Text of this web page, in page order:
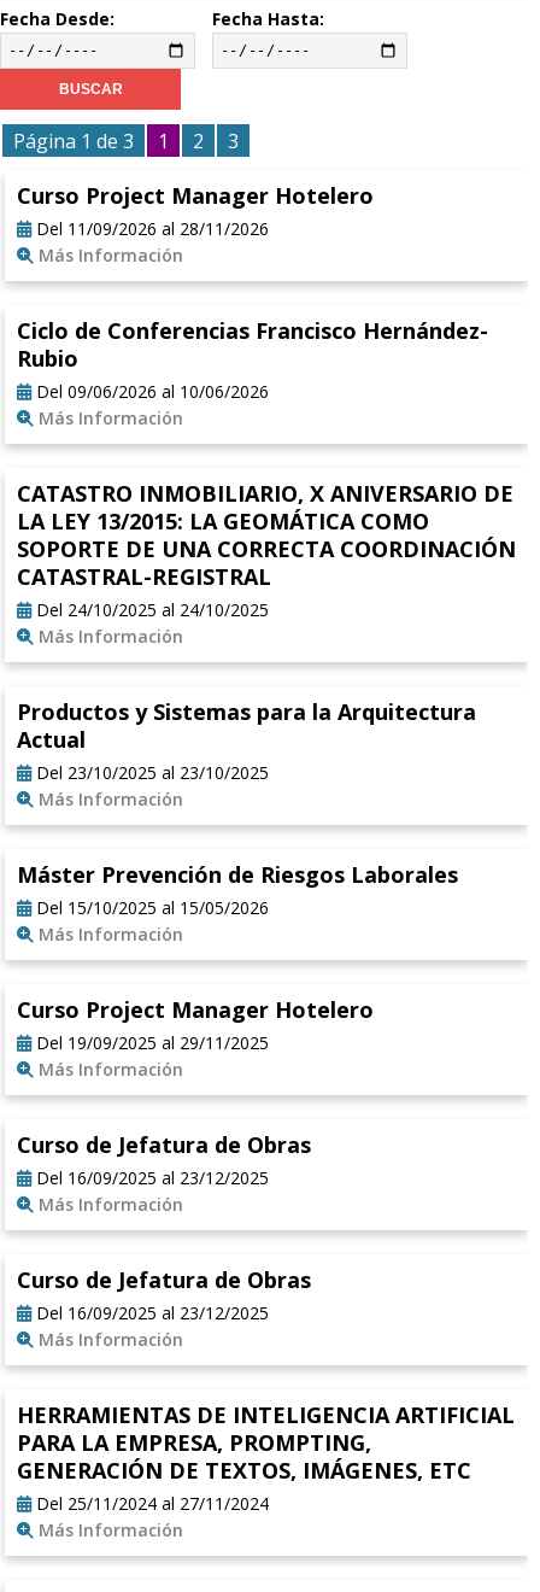
Fecha Desde: Fecha Hasta:
Página 1 de 3 1 2 3
Curso Project Manager Hotelero
Del 11/09/2026 al 28/11/2026
Más Información
Ciclo de Conferencias Francisco Hernández-
Rubio
Del 09/06/2026 al 10/06/2026
Más Información
CATASTRO INMOBILIARIO, X ANIVERSARIO DE
LA LEY 13/2015: LA GEOMÁTICA COMO
SOPORTE DE UNA CORRECTA COORDINACIÓN
CATASTRAL-REGISTRAL
Del 24/10/2025 al 24/10/2025
Más Información
Productos y Sistemas para la Arquitectura
Actual
Del 23/10/2025 al 23/10/2025
Más Información
Máster Prevención de Riesgos Laborales
Del 15/10/2025 al 15/05/2026
Más Información
Curso Project Manager Hotelero
Del 19/09/2025 al 29/11/2025
Más Información
Curso de Jefatura de Obras
Del 16/09/2025 al 23/12/2025
Más Información
Curso de Jefatura de Obras
Del 16/09/2025 al 23/12/2025
Más Información
HERRAMIENTAS DE INTELIGENCIA ARTIFICIAL
PARA LA EMPRESA, PROMPTING,
GENERACIÓN DE TEXTOS, IMÁGENES, ETC
Del 25/11/2024 al 27/11/2024
Más Información